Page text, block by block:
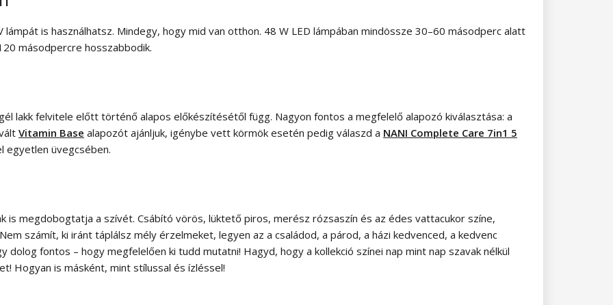
lámpát is használhatsz. Mindegy, hogy mid van otthon. 48 W LED lámpában mindössze 30–60 másodperc alatt
másodpercre hosszabbodik.
lakk felvitele előtt történő alapos előkészítésétől függ. Nagyon fontos a megfelelő alapozó kiválasztása: a
Vitamin Base alapozót ajánljuk, igénybe vett körmök esetén pedig válaszd a NANI Complete Care 7in1 5
egyetlen üvegcsében.
is megdobogtatja a szívét. Csábító vörös, lüktető piros, merész rózsaszín és az édes vattacukor színe,
számít, ki iránt táplálsz mély érzelmeket, legyen az a családod, a párod, a házi kedvenced, a kedvenc
dolog fontos – hogy megfelelően ki tudd mutatni! Hagyd, hogy a kollekció színei nap mint nap szavak nélkül
Hogyan is másként, mint stílussal és ízléssel!